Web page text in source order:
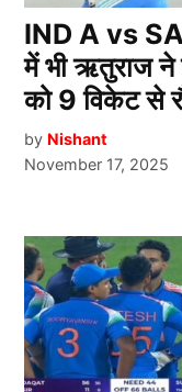
IND A vs
में भी ऋतुराज ने
को 9 विकेट से
by Nishant
November 17, 2025